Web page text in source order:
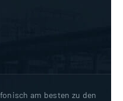
am besten zu den